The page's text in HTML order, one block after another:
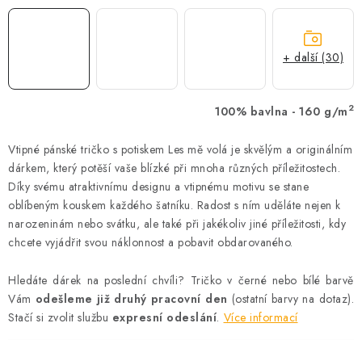
100% bavlna - 160 g/m 2
Vtipné pánské tričko s potiskem Les mě volá je skvělým a originálním
dárkem, který potěší vaše blízké při mnoha různých příležitostech.
Díky svému atraktivnímu designu a vtipnému motivu se stane
oblíbeným kouskem každého šatníku. Radost s ním uděláte nejen k
narozeninám nebo svátku, ale také při jakékoliv jiné příležitosti, kdy
chcete vyjádřit svou náklonnost a pobavit obdarovaného.
Hledáte dárek na poslední chvíli? Tričko v černé nebo bílé barvě
Vám odešleme již druhý pracovní den (ostatní barvy na dotaz).
Stačí si zvolit službu expresní odeslání. Více informací
+ další (30)